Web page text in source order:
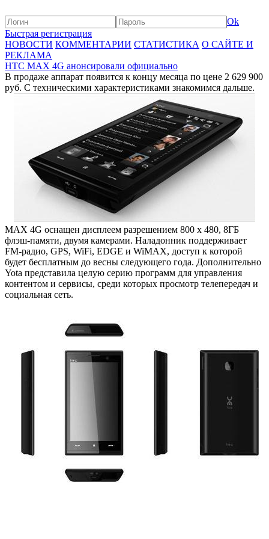
Ok
Быстрая регистрация
НОВОСТИ КОММЕНТАРИИ СТАТИСТИКА О САЙТЕ И
РЕКЛАМА
HTC MAX 4G анонсировали официально
В продаже аппарат появится к концу месяца по цене 2 629 900
руб. С техническими характеристиками знакомимся дальше.
MAX 4G оснащен дисплеем разрешением 800 x 480, 8ГБ
флэш-памяти, двумя камерами. Наладонник поддерживает
FM-радио, GPS, WiFi, EDGE и WiMAX, доступ к которой
будет бесплатным до весны следующего года. Дополнительно
Yota представила целую серию программ для управления
контентом и сервисы, среди которых просмотр телепередач и
социальная сеть.